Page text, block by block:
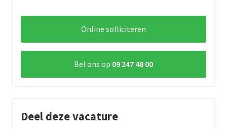
Online solliciteren
Bel ons op 09 247 48 00
Deel deze vacature